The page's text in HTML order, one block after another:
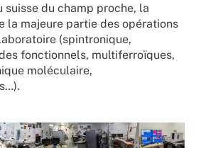
suisse du champ proche, la
la majeure partie des opérations
(spintronique,
fonctionnels, multiferroïques,
moléculaire,